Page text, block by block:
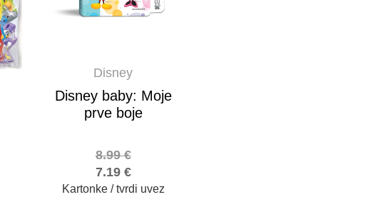
Disney
Disney baby: Moje
prve boje
7.19 €
8.99€
Kartonke / tvrdi uvez